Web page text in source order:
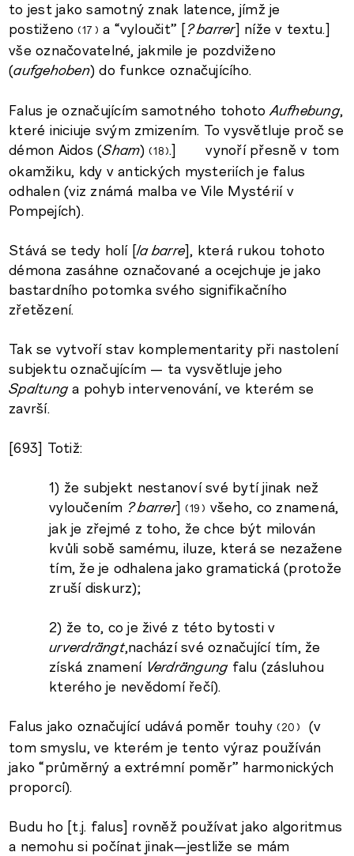
to jest jako samotný znak latence, jímž je
postiženo
17 a “vyloučit” [? barrer] níže v textu.]
vše označovatelné, jakmile je pozdviženo
(aufgehoben) do funkce označujícího.
Falus je označujícím samotného tohoto Aufhebung,
které iniciuje svým zmizením. To vysvětluje proč se
démon Aidos (Sham) 18
.] vynoří přesně v tom
okamžiku, kdy v antických mysteriích je falus
odhalen (viz známá malba ve Vile Mystérií v
Pompejích).
Stává se tedy holí [la barre], která rukou tohoto
démona zasáhne označované a ocejchuje je jako
bastardního potomka svého signifikačního
zřetězení.
Tak se vytvoří stav komplementarity při nastolení
subjektu označujícím — ta vysvětluje jeho
Spaltunga pohyb intervenování, ve kterém se
završí.
[693] Totiž:
1) že subjekt nestanoví své bytí jinak než
vyloučením ? barrer] 19
všeho, co znamená,
jak je zřejmé z toho, že chce být milován
kvůli sobě samému, iluze, která se nezažene
tím, že je odhalena jako gramatická (protože
zruší diskurz);
2) že to, co je živé z této bytosti v
urverdrängt,nachází své označující tím, že
získá znamení Verdrängungfalu (zásluhou
kterého je nevědomí řečí).
Falus jako označující udává poměr touhy 20
(v
tom smyslu, ve kterém je tento výraz používán
jako “průměrný a extrémní poměr” harmonických
proporcí).
Budu ho [t.j. falus] rovněž používat jako algoritmus
a nemohu si počínat jinak—jestliže se mám